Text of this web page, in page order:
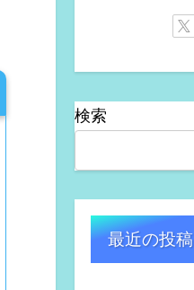
検索
最近の投稿